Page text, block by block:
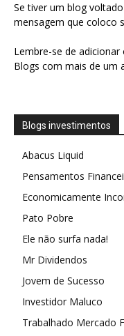
Se tiver um blog
mensagem que coloco
Lembre-se de
Blogs com mais de um
Blogs investimentos
Abacus Liquid
Pensamentos
Economicamente
Pato Pobre
Ele não surfa nada!
Mr Dividendos
Jovem de Sucesso
Investidor Maluco
Trabalhado Mercado